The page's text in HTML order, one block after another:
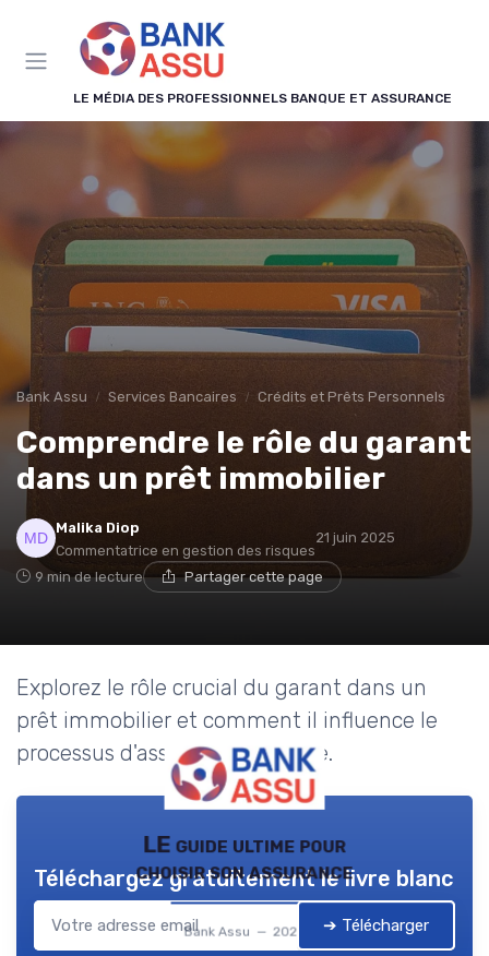
LE MÉDIA DES PROFESSIONNELS BANQUE ET ASSURANCE
Bank Assu Services Bancaires Crédits et Prêts Personnels
Comprendre le rôle du garant
dans un prêt immobilier
Malika Diop
Commentatrice en gestion des risques
21 juin 2025
9 min de lecture Partager cette page
Explorez le rôle crucial du garant dans un
prêt immobilier et comment il influence le
processus d'assurance bancaire.
LE guide ultime pour
choisir son assurance
Bank Assu — 2026
Téléchargez gratuitement le livre blanc
➔ Télécharger